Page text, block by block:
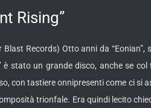
Rising”
Blast Records) Otto anni da “Eonian”,
è stato un grande disco, anche se
con tastiere onnipresenti come ci si
trionfale. Era quindi lecito